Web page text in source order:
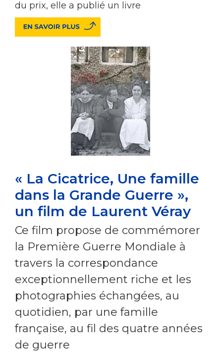
du prix, elle a publié un livre
« La Cicatrice, Une famille
dans la Grande Guerre »,
un film de Laurent Véray
Ce film propose de commémorer
la Première Guerre Mondiale à
travers la correspondance
exceptionnellement riche et les
photographies échangées, au
quotidien, par une famille
française, au fil des quatre années
de guerre